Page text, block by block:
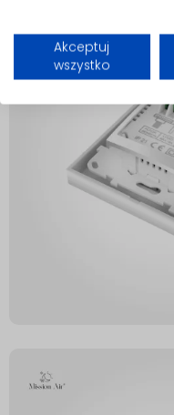
Akceptuj
wszystko